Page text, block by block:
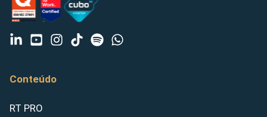
Conteúdo
RT PRO